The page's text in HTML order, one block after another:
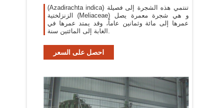
(Azadirachta indica) تنتمي هذه الشجرة إلى فصيلة
الزنزلختية (Meliaceae) و هي شجرة معمرة يصل
عمرها إلى مائة وثمانين عاماً، وقد يمتد عمرها في
الغابة إلى المائتين سنة.
احصل على السعر